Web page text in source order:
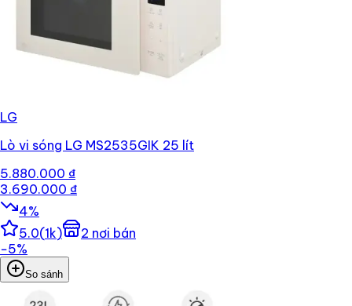
LG
Lò vi sóng LG MS2535GIK 25 lít
5.880.000 ₫
3.690.000 ₫
4%
5.0(1k) 2 nơi bán
−5%
So sánh